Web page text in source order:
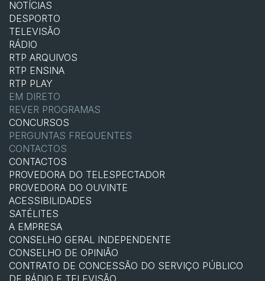
NOTÍCIAS
DESPORTO
TELEVISÃO
RÁDIO
RTP ARQUIVOS
RTP ENSINA
RTP PLAY
EM DIRETO
REVER PROGRAMAS
CONCURSOS
PERGUNTAS FREQUENTES
CONTACTOS
CONTACTOS
PROVEDORA DO TELESPECTADOR
PROVEDORA DO OUVINTE
ACESSIBILIDADES
SATÉLITES
A EMPRESA
CONSELHO GERAL INDEPENDENTE
CONSELHO DE OPINIÃO
CONTRATO DE CONCESSÃO DO SERVIÇO PÚBLICO